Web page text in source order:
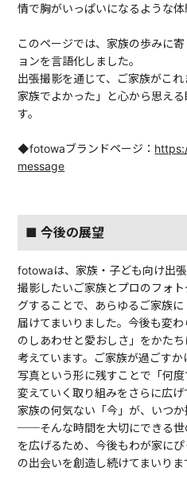
情で胸がいっぱいになるような体
このページでは、家族の歩みに
ョンを言語化しました。
出張撮影を通じて、ご家族がこ
家族でよかった」と心から思え
す。
◆fotowaブランドページ：
message
■ 今後の展望
fotowaは、家族・子ども向け出
撮影したいご家族とプロのフォ
グすることで、あらゆるご家族
届けてまいりました。今後も変
のしあわせと愛おしさ」をかた
考えています。ご家族が過ごすか
写真という形に残すことで「何
変えていく取り組みをさらに広げ
家族の何気ない「今」が、いつ
──そんな時間を大切にできる世
を広げるため、今後もわが家に
の出会いを創造し続けてまいりま